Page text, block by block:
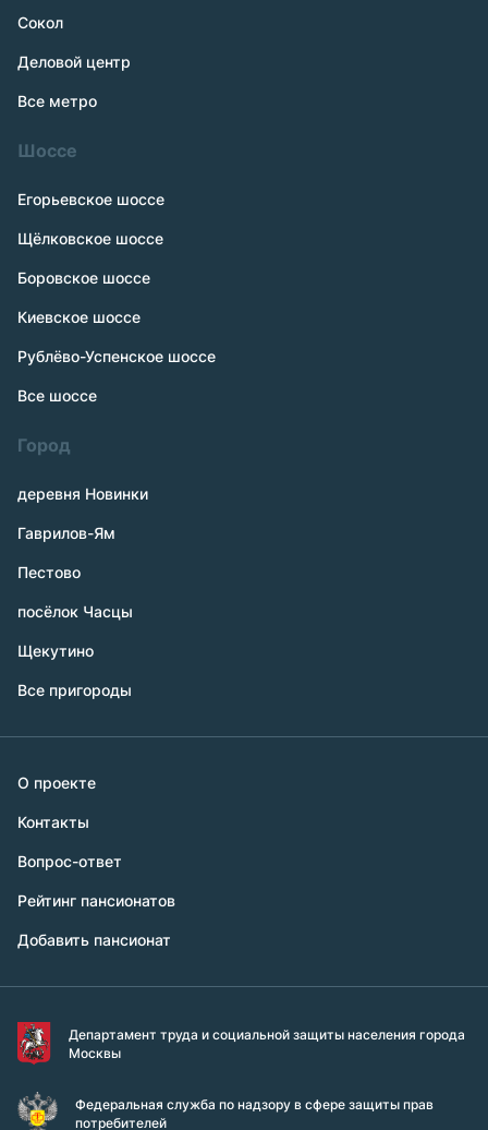
Сокол
Деловой центр
Все метро
Шоссе
Егорьевское шоссе
Щёлковское шоссе
Боровское шоссе
Киевское шоссе
Рублёво-Успенское шоссе
Все шоссе
Город
деревня Новинки
Гаврилов-Ям
Пестово
посёлок Часцы
Щекутино
Все пригороды
О проекте
Контакты
Вопрос-ответ
Рейтинг пансионатов
Добавить пансионат
Департамент труда и социальной защиты населения города
Москвы
Федеральная служба по надзору в сфере защиты прав
потребителей